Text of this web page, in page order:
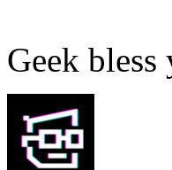
Geek